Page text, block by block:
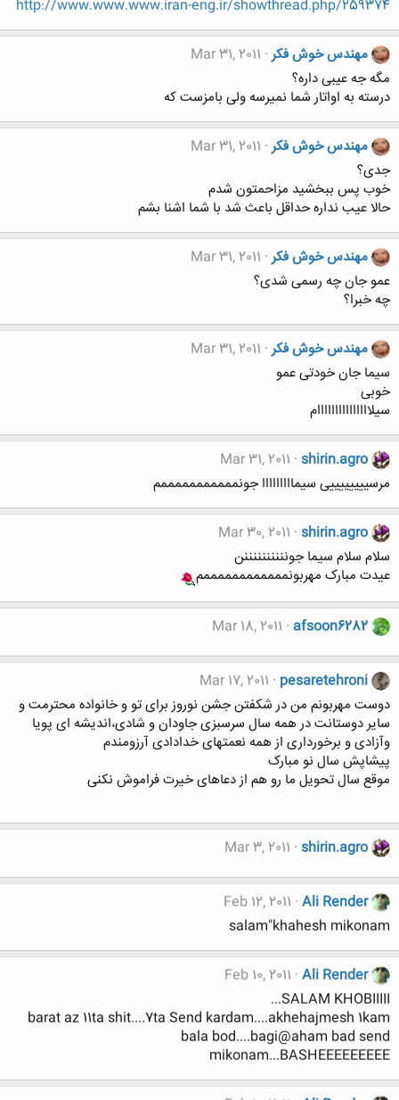
http://www.www.www.iran-eng.ir/showthread.php/259374
مهندس خوش فکر Mar 31, 2011
مگه جه عیبی داره؟
درسته به اواتار شما نمیرسه ولی بامزست که
مهندس خوش فکر Mar 31, 2011
جدی؟
خوب پس ببخشید مزاحمتون شدم
حالا عیب نداره حداقل باعث شد با شما اشنا بشم
مهندس خوش فکر Mar 31, 2011
عمو جان چه رسمی شدی؟
چه خبرا؟
مهندس خوش فکر Mar 31, 2011
سیما جان خودتی عمو
خوبی
سیلااااااااااااااام
shirin.agro
Mar 31, 2011
مرسییییییییی سیمااااااااا جونمممممممممممم
shirin.agro
Mar 30, 2011
سلام سلام سیما جوننننننننننن
عیدت مبارک مهربونممممممممممممم
afsoon6282
Mar 18, 2011
pesaretehroni
Mar 17, 2011
دوست مهربونم من در شکفتن جشن نوروز برای تو و خانواده محترمت و
سایر دوستانت در همه سال سرسبزی جاودان و شادی،اندیشه ای پویا
وآزادی و برخورداری از همه نعمتهای خدادادی آرزومندم
پیشاپش سال نو مبارک
موقع سال تحویل ما رو هم از دعاهای خیرت فراموش نکنی
shirin.agro
Mar 3, 2011
Ali Render
Feb 12, 2011
salam"khahesh mikonam
Ali Render
Feb 10, 2011
SALAM KHOBIIIII...
barat az 11ta shit....7ta Send kardam....akhehajmesh 1kam
bala bod....bagi@aham bad send
mikonam...BASHEEEEEEEEE